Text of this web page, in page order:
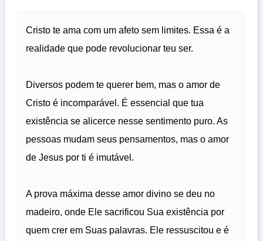
Cristo te ama com um afeto sem limites. Essa é a
realidade que pode revolucionar teu ser.
Diversos podem te querer bem, mas o amor de
Cristo é incomparável. É essencial que tua
existência se alicerce nesse sentimento puro. As
pessoas mudam seus pensamentos, mas o amor
de Jesus por ti é imutável.
A prova máxima desse amor divino se deu no
madeiro, onde Ele sacrificou Sua existência por
quem crer em Suas palavras. Ele ressuscitou e é